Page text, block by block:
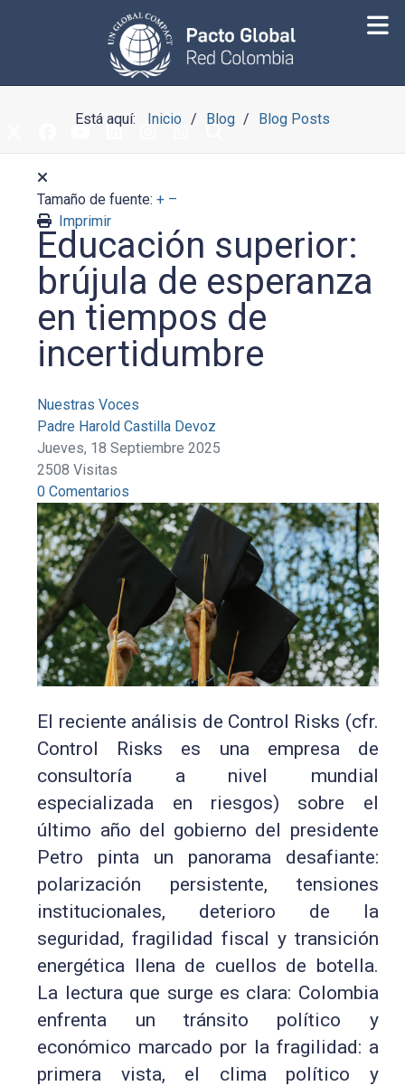
Está aquí: Inicio Blog Blog Posts
Tamaño de fuente: + –
Imprimir
Educación superior:
brújula de esperanza
en tiempos de
incertidumbre
Nuestras Voces
Padre Harold Castilla Devoz
Jueves, 18 Septiembre 2025
2508 Visitas
0 Comentarios
El reciente análisis de Control Risks (cfr.
Control Risks es una empresa de
consultoría a nivel mundial
especializada en riesgos) sobre el
último año del gobierno del presidente
Petro pinta un panorama desafiante:
polarización persistente, tensiones
institucionales, deterioro de la
seguridad, fragilidad fiscal y transición
energética llena de cuellos de botella.
La lectura que surge es clara: Colombia
enfrenta un tránsito político y
económico marcado por la fragilidad: a
primera vista, el clima político y